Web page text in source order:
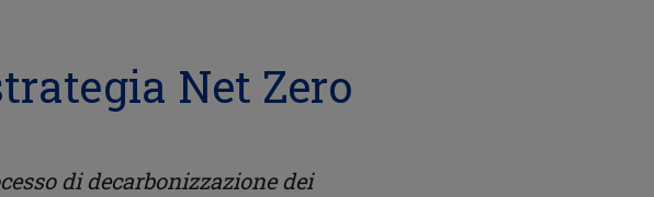
Net Zero
di decarbonizzazione dei